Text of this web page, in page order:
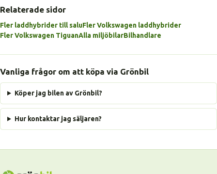
Relaterade sidor
Fler laddhybrider till saluFler Volkswagen laddhybrider
Fler Volkswagen TiguanAlla miljöbilarBilhandlare
Vanliga frågor om att köpa via Grönbil
Köper jag bilen av Grönbil?
Hur kontaktar jag säljaren?